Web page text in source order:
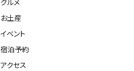
お土産
イベント
宿泊予約
アクセス